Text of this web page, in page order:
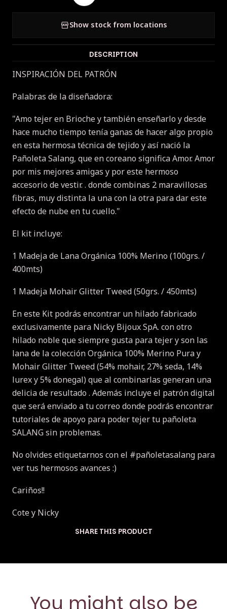
Show stock from locations
DESCRIPTION
INSPIRACIÓN DEL PATRÓN
Palabras de la diseñadora:
"Amo tejer en Brioche y también enseñarlo y desde
hace mucho tiempo tenía ganas de hacer algo propio
en esta hermosa técnica de tejido y así nació la
Pañoleta Salang, que en coreano significa Amor. Amor
por mis mejores amigas y por este hermoso
accesorio de vestir. . donde combinas 2 maravillosas
fibras, muy distinta la una con la otra para dar este
efecto de nube en tu cuello."
El kit incluye:
1 Madeja de Lana Orgánica 100% Merino (100grs. /
400mts)
1 Madeja Mohair Glitter Tweed (50grs. / 450mts)
En este Kit podrás encontrar un hilado fabricado
exclusivamente para Nicky Bijoux SpA. con otro
hilado noble que siempre gusta para tejer y son las
lana de la colección Orgánica 100% Merino Pura y
Mohair Glitter Tweed (54% mohair, 27% seda, 14%
lurex y 5% donegal) que al combinarlas generan una
delicia de resultado . Además incluye el patrón digital
que será enviado a tu correo donde podrás encontrar
tutoriales de apoyo para poder tejer tu pañoleta
SALANG sin problemas.
No olvides etiquetarnos con el #pañoletasalang para
ver tus hermosos avances :)
Cariños!!
Cote y Nicky
SHARE THIS PRODUCT
You might also be